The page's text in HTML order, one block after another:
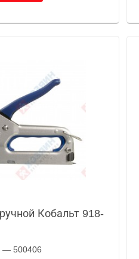
Кобальт 918-
— 500406